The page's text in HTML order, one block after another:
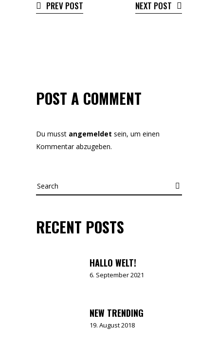
PREV POST NEXT POST
POST A COMMENT
Du musst angemeldet sein, um einen
Kommentar abzugeben.
Search
RECENT POSTS
HALLO WELT!
6. September 2021
NEW TRENDING
19. August 2018